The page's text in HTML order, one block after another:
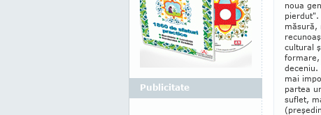
noua
pierdut".
măsură,
cultural
formare,
deceniu.
mai
partea
suflet,
Publicitate